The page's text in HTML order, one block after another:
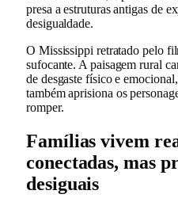
presa a estruturas antigas de
desigualdade.
O Mississippi retratado pelo
sufocante. A paisagem rural
de desgaste físico e
também aprisiona os
romper.
Famílias vivem
conectadas, mas
desiguais